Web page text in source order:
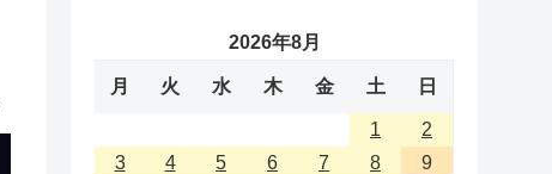
2026年8月
月 火 水 木 金 土 日
1
2
3
4 5 6 7 8
9